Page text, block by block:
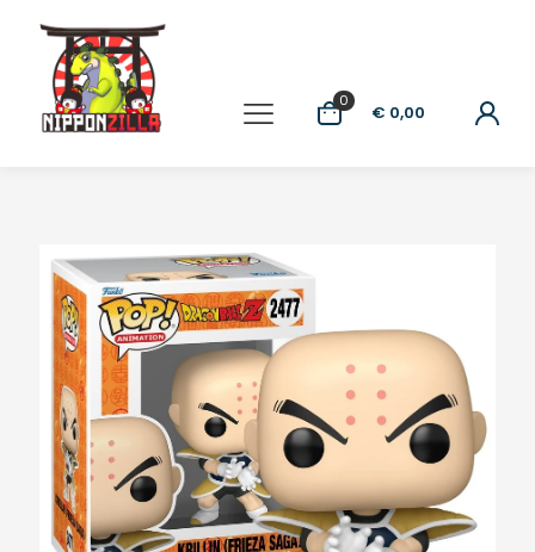
0
€ 0,00